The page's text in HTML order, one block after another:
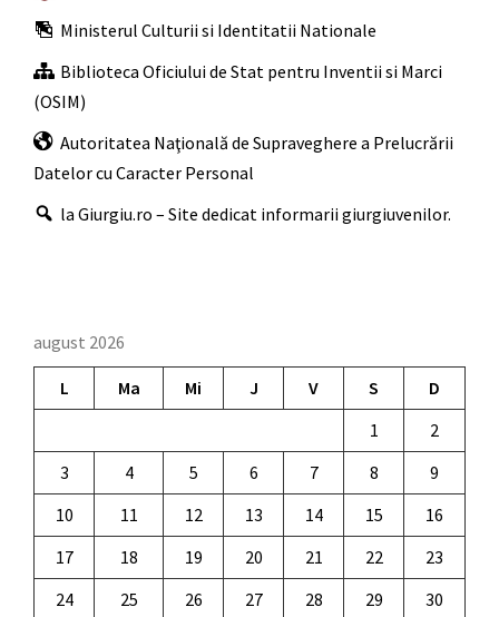
Ministerul Culturii si Identitatii Nationale
Biblioteca Oficiului de Stat pentru Inventii si Marci
(OSIM)
Autoritatea Naţională de Supraveghere a Prelucrării
Datelor cu Caracter Personal
la Giurgiu.ro – Site dedicat informarii giurgiuvenilor.
august 2026
L Ma Mi J V S
D
1
2
3
4 5 6 7 8
9
10
11 12 13 14 15
16
17
18 19 20 21 22
23
24
25 26 27 28 29
30